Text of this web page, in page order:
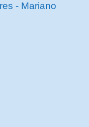
- Mariano